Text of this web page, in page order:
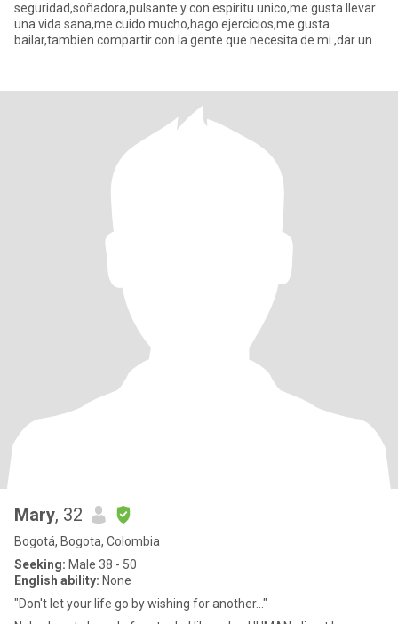
seguridad,soñadora,pulsante y con espiritu unico,me gusta llevar
una vida sana,me cuido mucho,hago ejercicios,me gusta
bailar,tambien compartir con la gente que necesita de mi ,dar un
Mary, 32
Bogotá, Bogota, Colombia
Seeking: Male 38 - 50
English ability: None
"Don't let your life go by wishing for another..."